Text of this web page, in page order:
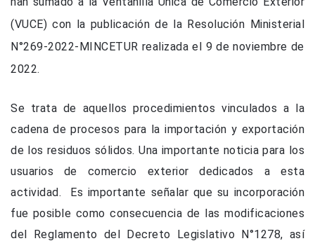
(VUCE) con la publicación de la Resolución Ministerial
N°269-2022-MINCETUR realizada el 9 de noviembre de
2022.
Se trata de aquellos procedimientos vinculados a la
cadena de procesos para la importación y exportación
de los residuos sólidos. Una importante noticia para los
usuarios de comercio exterior dedicados a esta
actividad. Es importante señalar que su incorporación
fue posible como consecuencia de las modificaciones
del Reglamento del Decreto Legislativo N°1278, así